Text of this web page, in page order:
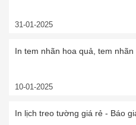
31-01-2025
In tem nhãn hoa quả, tem nhãn
10-01-2025
In lịch treo tường giá rẻ - Báo